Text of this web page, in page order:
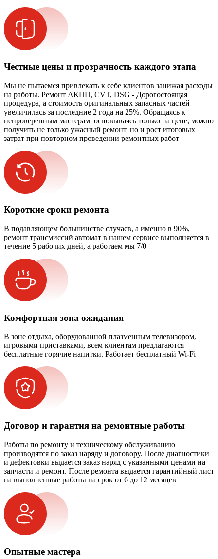
Честные цены и прозрачность каждого этапа
Мы не пытаемся привлекать к себе клиентов занижая расходы
на работы. Ремонт АКПП, CVT, DSG - Дорогостоящая
процедура, а стоимость оригинальных запасных частей
увеличилась за последние 2 года на 25%. Обращаясь к
непроверенным мастерам, основываясь только на цене, можно
получить не только ужасный ремонт, но и рост итоговых
затрат при повторном проведении ремонтных работ
Короткие сроки ремонта
В подавляющем большинстве случаев, а именно в 90%,
ремонт трансмиссий автомат в нашем сервисе выполняется в
течение 5 рабочих дней, а работаем мы 7/0
Комфортная зона ожидания
В зоне отдыха, оборудованной плазменным телевизором,
игровыми приставками, всем клиентам предлагаются
бесплатные горячие напитки. Работает бесплатный Wi-Fi
Договор и гарантия на ремонтные работы
Работы по ремонту и техническому обслуживанию
производятся по заказ наряду и договору. После диагностики
и дефектовки выдается заказ наряд с указанными ценами на
запчасти и ремонт. После ремонта выдается гарантийный лист
на выполненные работы на срок от 6 до 12 месяцев
Опытные мастера